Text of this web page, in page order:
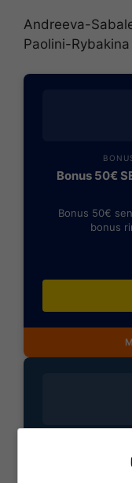
Andreeva-
Paolini-Rybakina
Bonus 50€
Bonus 50€
bonus
Fino